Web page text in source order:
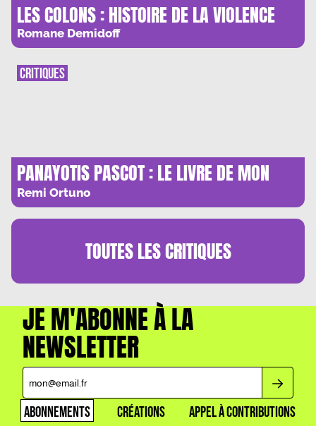
LES COLONS : HISTOIRE DE LA VIOLENCE
Romane Demidoff
PANAYOTIS PASCOT : LE LIVRE DE MON
PERE
Remi Ortuno
CRITIQUES
TOUTES LESCRITIQUES
JE M'ABONNE À LA
NEWSLETTER
ABONNEMENTS CRÉATIONS APPEL À CONTRIBUTIONS